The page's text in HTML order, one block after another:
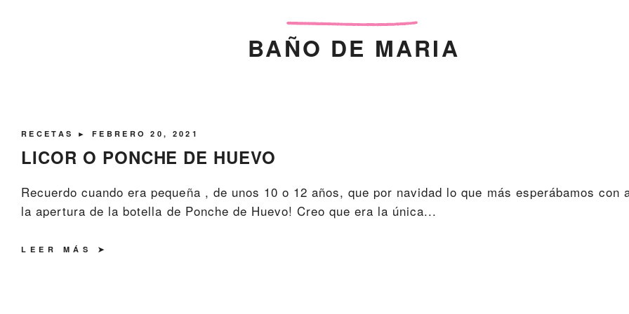
BAÑO DE MARIA
RECETAS ► FEBRERO 20, 2021
LICOR O PONCHE DE HUEVO
Recuerdo cuando era pequeña , de unos 10 o 12 años, que por navidad lo que más esperábamos con
la apertura de la botella de Ponche de Huevo! Creo que era la única...
LEER MÁS